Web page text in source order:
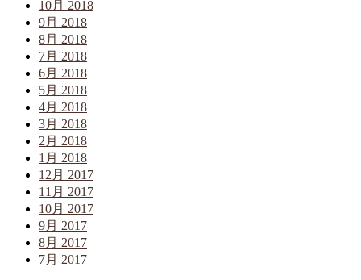
10月 2018
9月 2018
8月 2018
7月 2018
6月 2018
5月 2018
4月 2018
3月 2018
2月 2018
1月 2018
12月 2017
11月 2017
10月 2017
9月 2017
8月 2017
7月 2017